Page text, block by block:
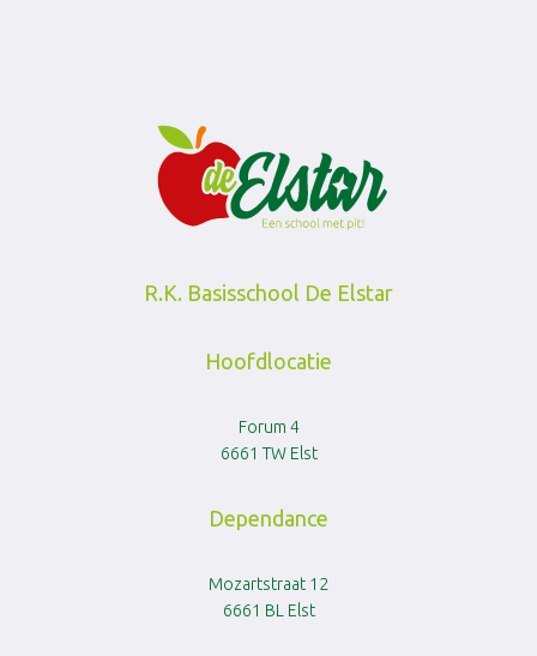
R.K. Basisschool De Elstar
Hoofdlocatie
Forum 4
6661 TW Elst
Dependance
Mozartstraat 12
6661 BL Elst